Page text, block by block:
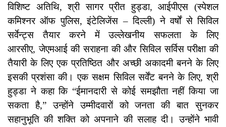
विशिष्ट अतिथि, श्री सागर प्रीत हुड्डा, आईपीएस (स्पेशल
कमिश्नर ऑफ पुलिस, इंटेलिजेंस – दिल्ली) ने वर्षों से सिविल
सर्वेन्ट्स तैयार करने में उल्लेखनीय सफलता के लिए
आरसीए, जेएमआई की सराहना की और सिविल सर्विस परीक्षा की
तैयारी के लिए एक प्रतिष्ठित और अच्छी अकादमी बनने के लिए
इसकी प्रशंसा की। एक सक्षम सिविल सर्वेंट बनने के लिए, श्री
हुड्डा ने कहा कि “ईमानदारी से कोई समझौता नहीं किया जा
सकता है,” उन्होंने उम्मीदवारों को जनता की बात सुनकर
सहानुभूति की शक्ति को अपनाने की सलाह दी। उन्होंने भावी